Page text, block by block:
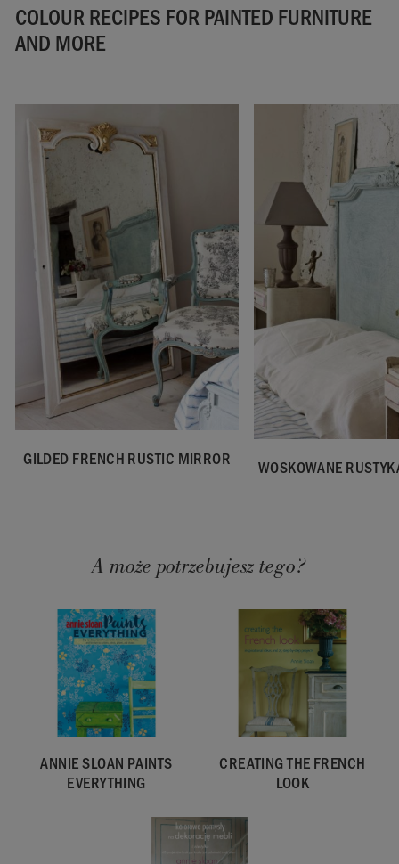
COLOUR RECIPES FOR PAINTED FURNITURE
AND MORE
GILDED FRENCH RUSTIC MIRROR WOSKOWANE
A może potrzebujesz tego?
ANNIE SLOAN PAINTS
EVERYTHING
CREATING THE FRENCH
LOOK